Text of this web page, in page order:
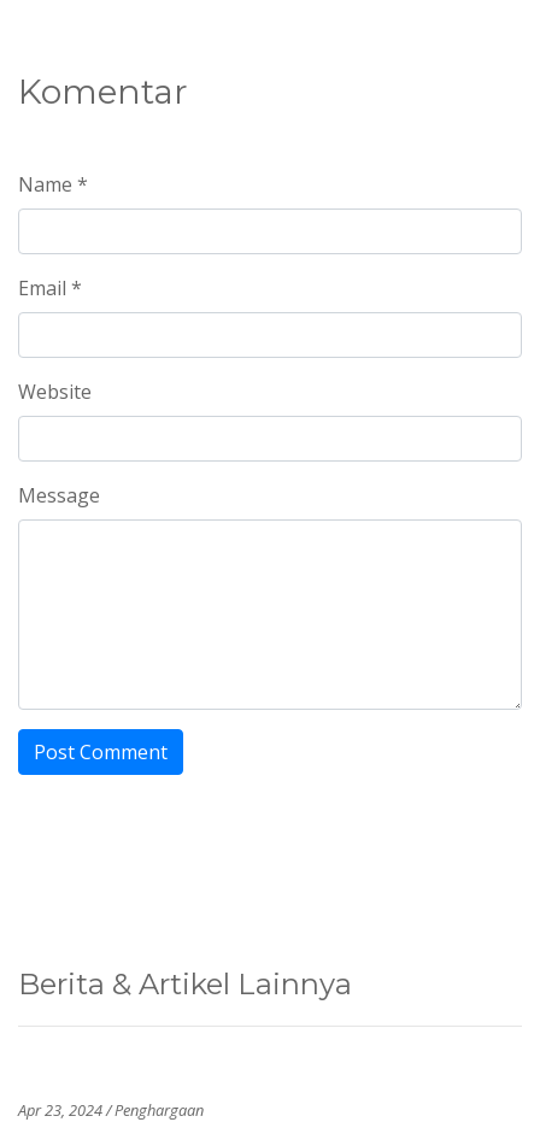
Komentar
Name *
Email *
Website
Message
Berita & Artikel Lainnya
Apr 23, 2024 / Penghargaan